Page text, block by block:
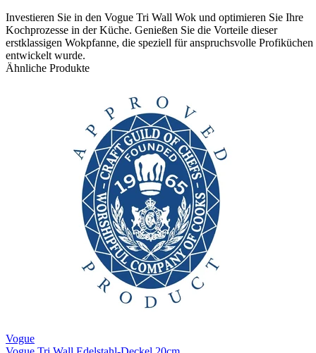
Investieren Sie in den Vogue Tri Wall Wok und optimieren Sie Ihre
Kochprozesse in der Küche. Genießen Sie die Vorteile dieser
erstklassigen Wokpfanne, die speziell für anspruchsvolle Profiküchen
entwickelt wurde.
Ähnliche Produkte
Vogue